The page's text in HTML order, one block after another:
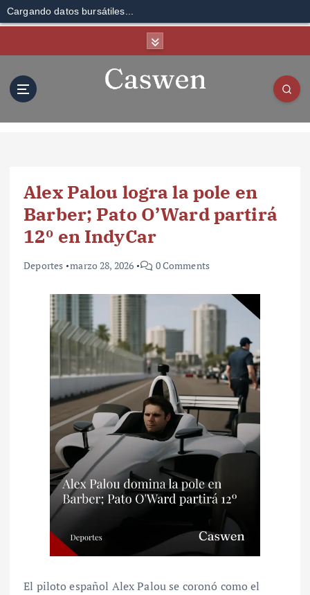
Cargando datos bursátiles...
Alex Palou logra la pole en
Barber; Pato O’Ward partirá
12º en IndyCar
Deportes marzo 28, 2026 0 Comments
El piloto español Alex Palou se coronó como el